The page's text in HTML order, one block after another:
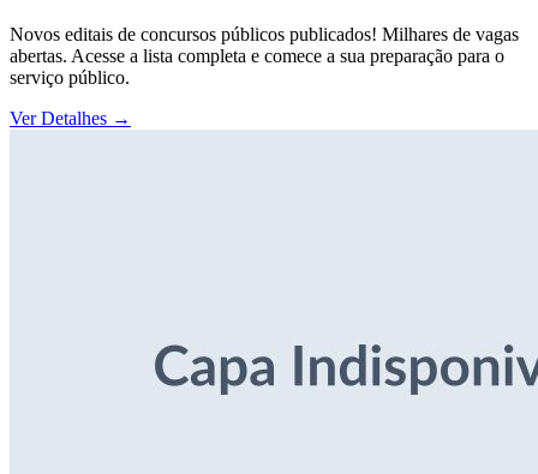
Novos editais de concursos públicos publicados! Milhares de vagas
abertas. Acesse a lista completa e comece a sua preparação para o
serviço público.
Ver Detalhes →